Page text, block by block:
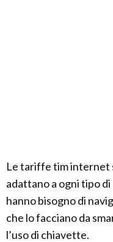
Le tariffe tim internet
adattano a ogni tipo
hanno bisogno di
che lo facciano da
l’uso di chiavette.